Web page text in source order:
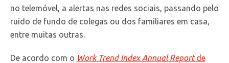
no telemóvel, a alertas nas redes sociais, passando pelo
ruído de fundo de colegas ou dos familiares em casa,
entre muitas outras.
De acordo com o Work Trend Index Annual Reportde